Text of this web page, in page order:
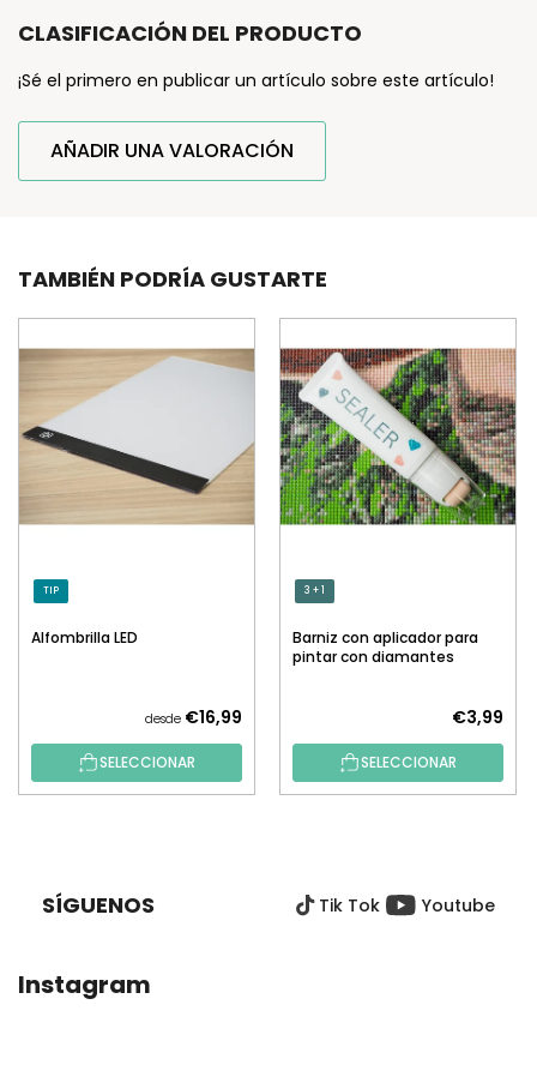
CLASIFICACIÓN DEL PRODUCTO
¡Sé el primero en publicar un artículo sobre este artículo!
AÑADIR UNA VALORACIÓN
TAMBIÉN PODRÍA GUSTARTE
TIP
Alfombrilla LED
desde €16,99
SELECCIONAR
3 + 1
Barniz con aplicador para
pintar con diamantes
€3,99
SELECCIONAR
SÍGUENOS Tik Tok Youtube
Instagram